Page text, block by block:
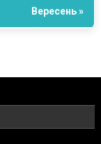
Вересень »